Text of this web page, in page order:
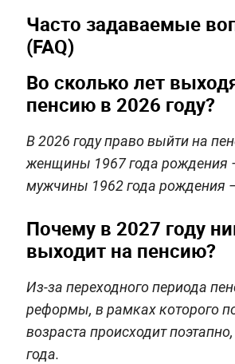
Часто задаваемые
(FAQ)
Во сколько лет
пенсию в 2026 году?
В 2026 году право выйти на
женщины 1967 года рождения
мужчины 1962 года рождения
Почему в 2027 году
выходит на пенсию?
Из-за переходного периода
реформы, в рамках которого
возраста происходит
года.